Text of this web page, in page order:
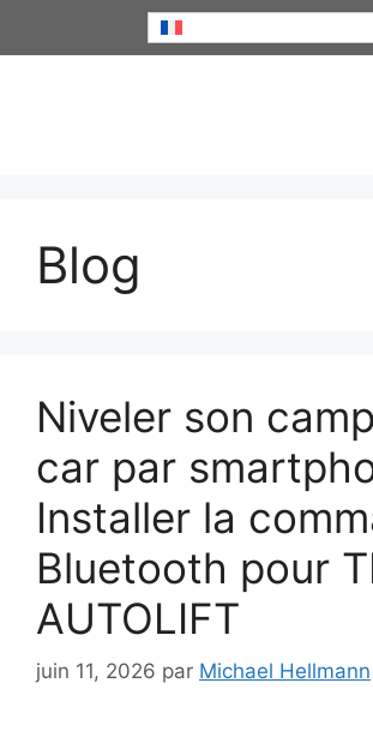
Blog
Niveler son
car par
Installer la
Bluetooth pour
AUTOLIFT
juin 11, 2026 par Michael Hellmann